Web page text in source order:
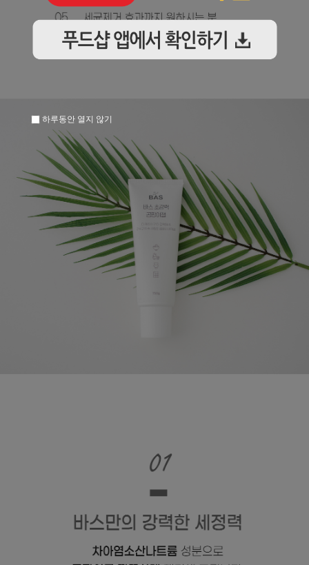
하루동안 열지 않기